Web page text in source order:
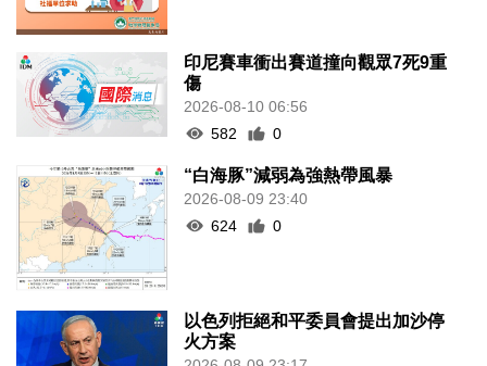
印尼賽車衝出賽道撞向觀眾7死9重
傷
2026-08-10 06:56
582
0
“白海豚”減弱為強熱帶風暴
2026-08-09 23:40
624
0
以色列拒絕和平委員會提出加沙停
火方案